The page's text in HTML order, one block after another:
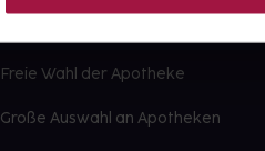
Freie Wahl der Apotheke
Große Auswahl an Apotheken